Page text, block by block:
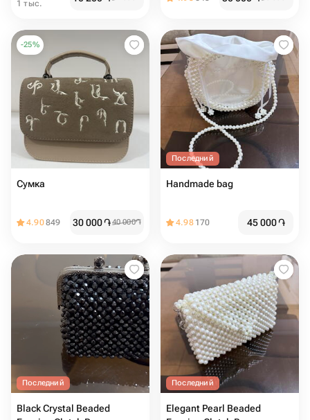
1 тыс.
-25%
Сумка
4.90849 30 000֏40 000֏
Последний
Handmade bag
4.98 170 45 000֏
Последний
Black Crystal Beaded
Последний
Elegant Pearl Beaded